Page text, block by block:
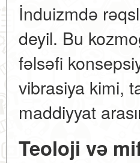
İnduizmdə
deyil. Bu
fəlsəfi
vibrasiya kimi,
maddiyyat
Teoloji və